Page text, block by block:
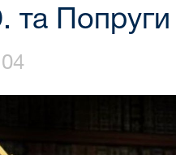
та